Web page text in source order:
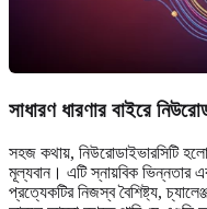
সাধারণ ধারণার বাইরে
সহজ কথায়, নিউরোডাইভারসিটি
মূল্যবান। এটি স্নায়বিক ভিন্নতার
প্রত্যেকটির নিজস্ব বৈশিষ্ট্য,